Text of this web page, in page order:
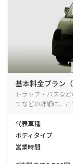
基本料金プラン（
トラック・バスな
てなどの詳細は、
代表車種
ボディタイプ
営業時間